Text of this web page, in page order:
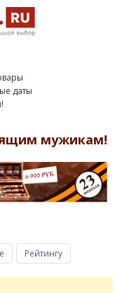
даты
мужикам!
Рейтингу